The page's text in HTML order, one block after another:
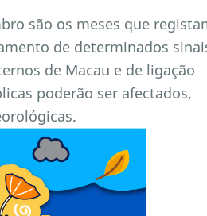
são os meses que
de determinados
de Macau e de ligação
poderão ser afectados,